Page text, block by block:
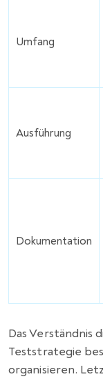
Umfang
Ausführung
Dokumentation
Das Verständnis
Teststrategie
organisieren.